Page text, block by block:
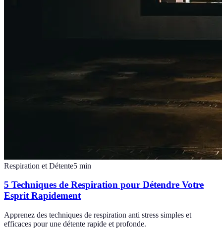
Respiration et Détente5 min
5 Techniques de Respiration pour Détendre Votre
Esprit Rapidement
Apprenez des techniques de respiration anti stress simples et
efficaces pour une détente rapide et profonde.